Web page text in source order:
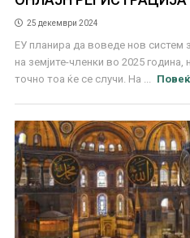
25 декември 2024
ЕУ планира да воведе нов систем
на земјите-членки во 2025 година,
точно тоа ќе се случи. На ...